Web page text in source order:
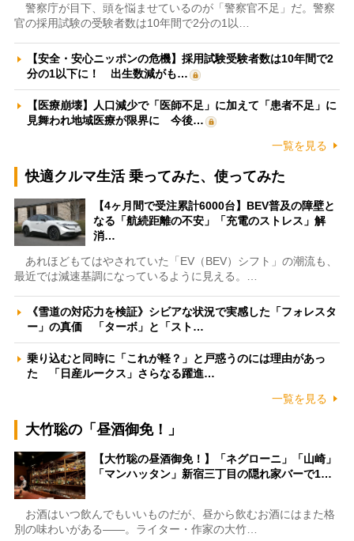
警察庁が目下、頭を悩ませているのが「警察官不足」だ。警察
官の採用試験の受験者数は10年間で2分の1以…
【安全・安心ニッポンの危機】採用試験受験者数は10年間で2
分の1以下に！ 出生数減がも…
【医療崩壊】人口減少で「医師不足」に加えて「患者不足」に
見舞われ地域医療が限界に 今後…
一覧を見る
快適クルマ生活 乗ってみた、使ってみた
【4ヶ月間で受注累計6000台】BEV普及の障壁と
なる「航続距離の不安」「充電のストレス」解
消…
あれほどもてはやされていた「EV（BEV）シフト」の潮流も、
最近では減速基調になっているように見える。…
《雪道の対応力を検証》シビアな状況で実感した「フォレスタ
ー」の真価 「ターボ」と「スト…
乗り込むと同時に「これが軽？」と戸惑うのには理由があっ
た 「日産ルークス」さらなる躍進…
一覧を見る
大竹聡の「昼酒御免！」
【大竹聡の昼酒御免！】「ネグローニ」「山崎」
「マンハッタン」新宿三丁目の隠れ家バーで1…
お酒はいつ飲んでもいいものだが、昼から飲むお酒にはまた格
別の味わいがある――。ライター・作家の大竹…